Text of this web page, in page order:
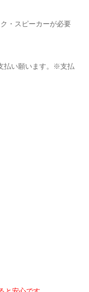
・スピーカーが必要
払い願います。※支払